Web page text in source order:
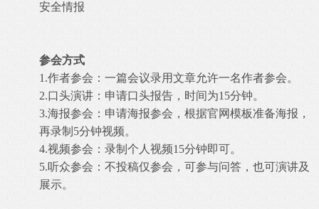
安全情报
参会方式
1.作者参会：一篇会议录用文章允许一名作者参会。
2.口头演讲：申请口头报告，时间为15分钟。
3.海报参会：申请海报参会，根据官网模板准备海报，
再录制5分钟视频。
4.视频参会：录制个人视频15分钟即可。
5.听众参会：不投稿仅参会，可参与问答，也可演讲及
展示。